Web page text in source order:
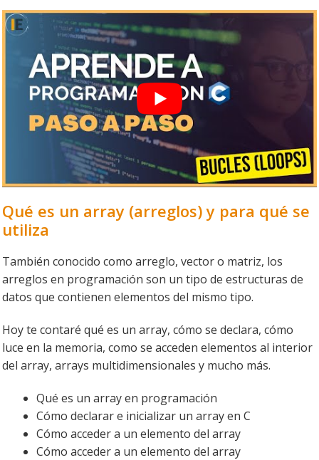
Qué es un array (arreglos) y para qué se
utiliza
También conocido como arreglo, vector o matriz, los
arreglos en programación son un tipo de estructuras de
datos que contienen elementos del mismo tipo.
Hoy te contaré qué es un array, cómo se declara, cómo
luce en la memoria, como se acceden elementos al interior
del array, arrays multidimensionales y mucho más.
Qué es un array en programación
Cómo declarar e inicializar un array en C
Cómo acceder a un elemento del array
Cómo acceder a un elemento del array